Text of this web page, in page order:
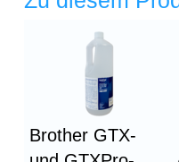
Brother GTX-